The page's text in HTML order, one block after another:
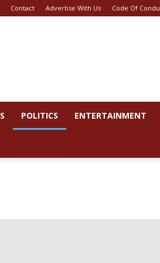
Contact Advertise With Us Code Of
POLITICS ENTERTAINMENT